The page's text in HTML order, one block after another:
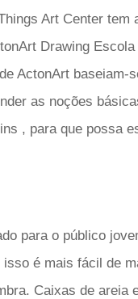
Art Center
Drawing
ActonArt
as noções
, para que possa
para o público
é mais fácil de
Caixas de